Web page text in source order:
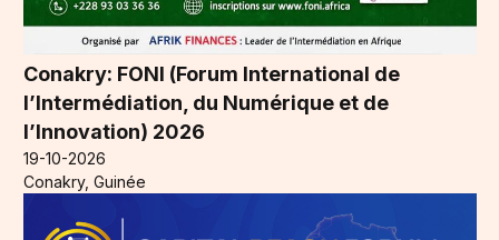
Conakry: FONI (Forum International de
l’Intermédiation, du Numérique et de
l’Innovation) 2026
19-10-2026
Conakry, Guinée